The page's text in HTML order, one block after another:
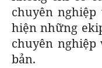
chuyên
hiện những
chuyên
bản.